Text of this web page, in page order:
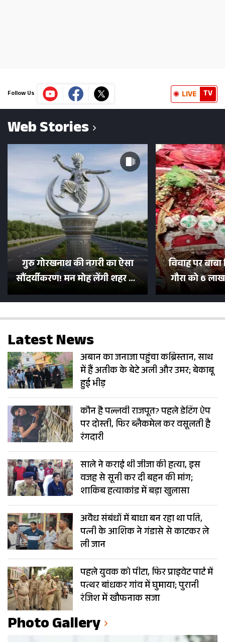
Follow Us LIVE TV
Web Stories
गुरु गोरखनाथ की नगरी का ऐसा
सौंदर्यीकरण! मन मोह लेंगी शहर की
सड़कें; देखें Photos
विवाह पर
गौरा को 6
500 भक्तों
Latest News
अबान का जनाजा पहुंचा कब्रिस्तान, साथ
में हैं अतीक के बेटे अली और उमर; बेकाबू
हुई भीड़
कौन है पल्लवी राजपूत? पहले डेटिंग ऐप
पर दोस्ती, फिर ब्लैकमेल कर वसूलती है
रंगदारी
साले ने कराई थी जीजा की हत्या, इस
वजह से सूनी कर दी बहन की मांग;
शाकिब हत्याकांड में बड़ा खुलासा
अवैध संबंधों में बाधा बन रहा था पति,
पत्नी के आशिक ने गंडासे से काटकर ले
ली जान
पहले युवक को पीटा, फिर प्राइवेट पार्ट में
पत्थर बांधकर गांव में घुमाया; पुरानी
रंजिश में खौफनाक सजा
Photo Gallery